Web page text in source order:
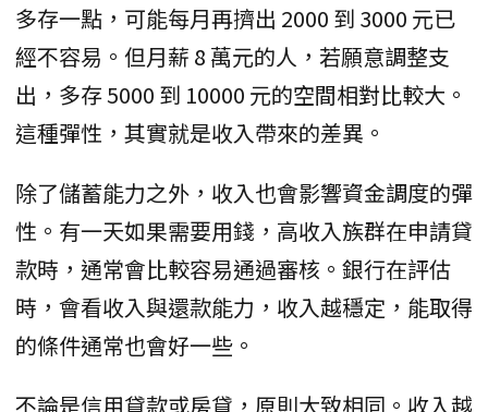
多存一點，可能每月再擠出 2000 到 3000 元已
經不容易。但月薪 8 萬元的人，若願意調整支
出，多存 5000 到 10000 元的空間相對比較大。
這種彈性，其實就是收入帶來的差異。
除了儲蓄能力之外，收入也會影響資金調度的彈
性。有一天如果需要用錢，高收入族群在申請貸
款時，通常會比較容易通過審核。銀行在評估
時，會看收入與還款能力，收入越穩定，能取得
的條件通常也會好一些。
不論是信用貸款或房貸，原則大致相同。收入越